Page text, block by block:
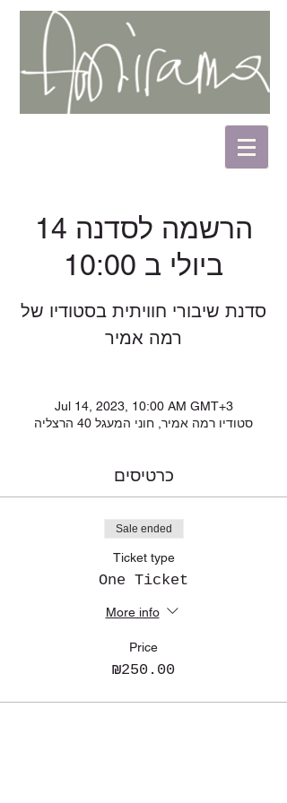
הרשמה לסדנה 14
ביולי ב 10:00
סדנת שיבורי חוויתית בסטודיו של
רמה אמיר
Jul 14, 2023, 10:00 AM GMT+3
סטודיו רמה אמיר, חוני המעגל 40 הרצליה
כרטיסים
Sale ended
Ticket type
One Ticket
More info
Price
₪250.00